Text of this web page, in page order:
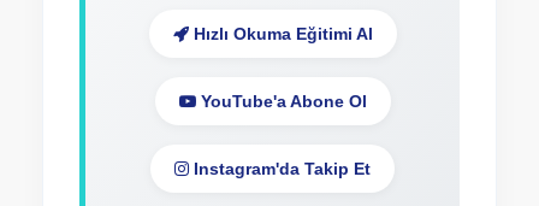
Hızlı Okuma Eğitimi Al
YouTube'a Abone Ol
Instagram'da Takip Et